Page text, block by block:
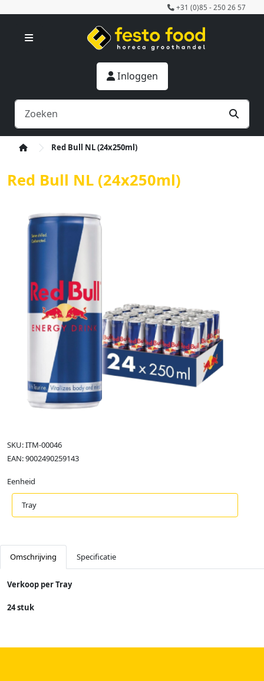
+31 (0)85 - 250 26 57
Inloggen
Red Bull NL (24x250ml)
Red Bull NL (24x250ml)
SKU: ITM-00046
EAN: 9002490259143
Eenheid
Tray
Omschrijving Specificatie
Verkoop per Tray
24 stuk